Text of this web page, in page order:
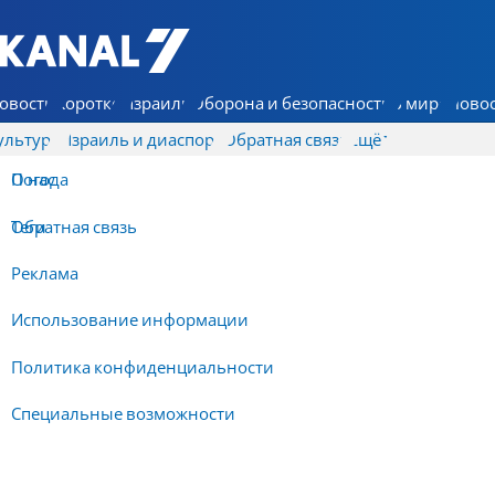
7 КАНАЛ - Аруц Шева
Коротко Израиль Оборона и безопасность В мире
Израиль и диаспора Обратная связь
О нас
Обратная связь
Реклама
Использование информации
Политика конфиденциальности
Специальные возможности
Ещё
Погода
Теги